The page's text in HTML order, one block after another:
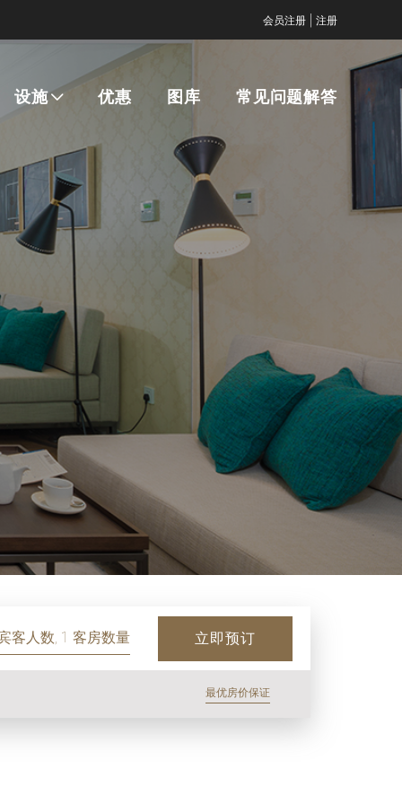
会员注册 注册
设施 优惠 图库 常见问题解答
客人数, 1 客房数量 立即预订
最优房价保证